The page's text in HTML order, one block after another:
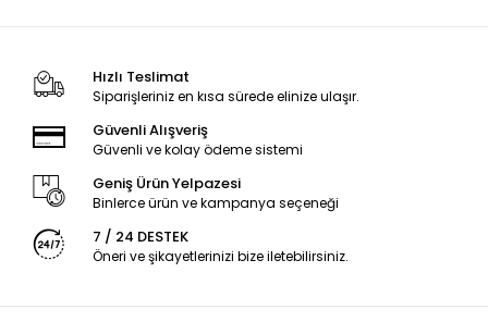
Hızlı Teslimat
Siparişleriniz en kısa sürede elinize ulaşır.
Güvenli Alışveriş
Güvenli ve kolay ödeme sistemi
Geniş Ürün Yelpazesi
Binlerce ürün ve kampanya seçeneği
7 / 24 DESTEK
Öneri ve şikayetlerinizi bize iletebilirsiniz.